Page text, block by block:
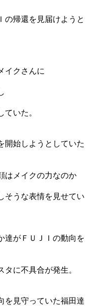
の帰還を見届けようと
イクさんに
いた。
開始しようとしていた
はメイクの力なのか
そうな表情を見せてい
達がＦＵＪＩの動向を
に不具合が発生。
を見守っていた福田達